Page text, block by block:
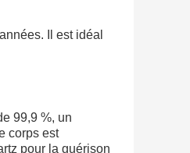
Il est idéal
99,9 %, un
corps est
pour la guérison